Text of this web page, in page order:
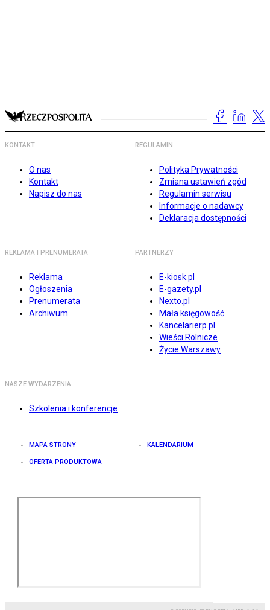
KONTAKT
O nas
Kontakt
Napisz do nas
REGULAMIN
Polityka Prywatności
Zmiana ustawień zgód
Regulamin serwisu
Informacje o nadawcy
Deklaracja dostępności
REKLAMA I PRENUMERATA
Reklama
Ogłoszenia
Prenumerata
Archiwum
PARTNERZY
E-kiosk.pl
E-gazety.pl
Nexto.pl
Mała księgowość
Kancelarierp.pl
Wieści Rolnicze
Życie Warszawy
NASZE WYDARZENIA
Szkolenia i konferencje
MAPA STRONY KALENDARIUM
OFERTA PRODUKTOWA